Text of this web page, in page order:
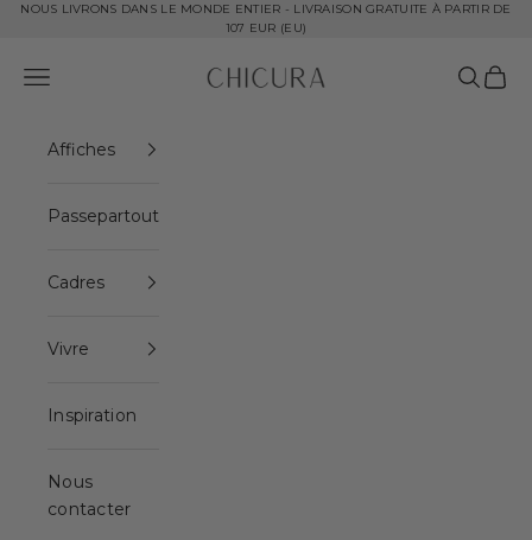
Aller au contenu
NOUS LIVRONS DANS LE MONDE ENTIER - LIVRAISON GRATUITE À PARTIR DE
107 EUR (EU)
ChiCura Copenhagen DK
Ouvrir la navigation Ouvrir
Voir
Affiches
Passepartout
Cadres
Vivre
Inspiration
Nous
contacter